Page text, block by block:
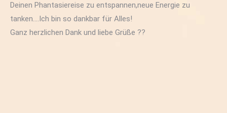
Deinen Phantasiereise zu entspannen,neue Energie zu
tanken….Ich bin so dankbar für Alles!
Ganz herzlichen Dank und liebe Grüße ??